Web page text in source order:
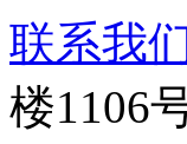
联系我
楼1106